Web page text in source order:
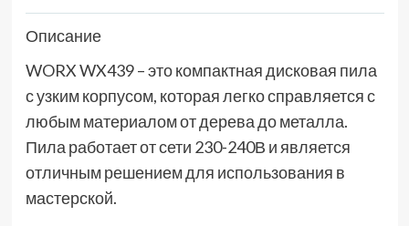
Описание
WORX WX439 – это компактная дисковая пила
с узким корпусом, которая легко справляется с
любым материалом от дерева до металла.
Пила работает от сети 230-240В и является
отличным решением для использования в
мастерской.